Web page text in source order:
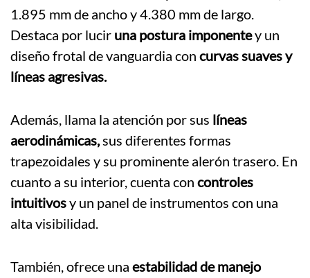
1.895 mm de ancho y 4.380 mm de largo.
Destaca por lucir una postura imponentey un
diseño frotal de vanguardia con curvas suaves y
líneas agresivas.
Además, llama la atención por sus líneas
aerodinámicas,sus diferentes formas
trapezoidales y su prominente alerón trasero. En
cuanto a su interior, cuenta con controles
intuitivosy un panel de instrumentos con una
alta visibilidad.
También, ofrece una estabilidad de manejo